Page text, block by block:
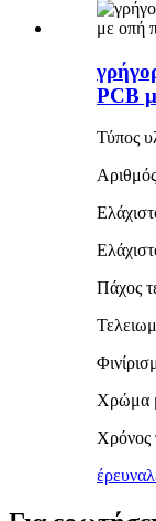
PCB
Τύπος
Πάχος
Χρώμα
Χρόνος
έρευνα